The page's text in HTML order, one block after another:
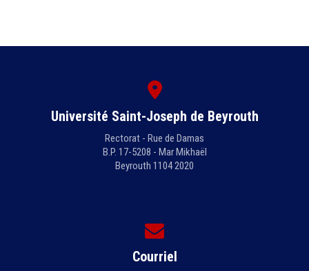
Université Saint-Joseph de Beyrouth
Rectorat - Rue de Damas
B.P. 17-5208 - Mar Mikhaël
Beyrouth 1104 2020
Courriel